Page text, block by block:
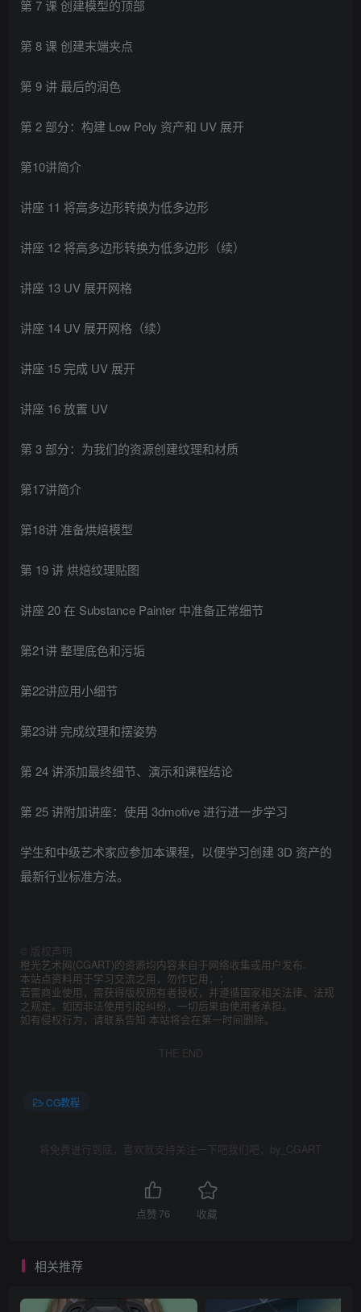
第 7 课 创建模型的顶部
第 8 课 创建末端夹点
第 9 讲 最后的润色
第 2 部分：构建 Low Poly 资产和 UV 展开
第10讲简介
讲座 11 将高多边形转换为低多边形
讲座 12 将高多边形转换为低多边形（续）
讲座 13 UV 展开网格
讲座 14 UV 展开网格（续）
讲座 15 完成 UV 展开
讲座 16 放置 UV
第 3 部分：为我们的资源创建纹理和材质
第17讲简介
第18讲 准备烘焙模型
第 19 讲 烘焙纹理贴图
讲座 20 在 Substance Painter 中准备正常细节
第21讲 整理底色和污垢
第22讲应用小细节
第23讲 完成纹理和摆姿势
第 24 讲添加最终细节、演示和课程结论
第 25 讲附加讲座：使用 3dmotive 进行进一步学习
学生和中级艺术家应参加本课程，以便学习创建 3D 资产的
最新行业标准方法。
版权声明
橙光艺术网(CGART)的资源均内容来自于网络收集或用户发布.
本站点资料用于学习交流之用，勿作它用，；
若需商业使用，需获得版权拥有者授权，并遵循国家相关法律、法规
之规定。如因非法使用引起纠纷，一切后果由使用者承担。
如有侵权行为，请联系告知 本站将会在第一时间删除。
THE END
CG教程
将免费进行到底，喜欢就支持关注一下吧我们吧，by_CGART
点赞 76 收藏
相关推荐